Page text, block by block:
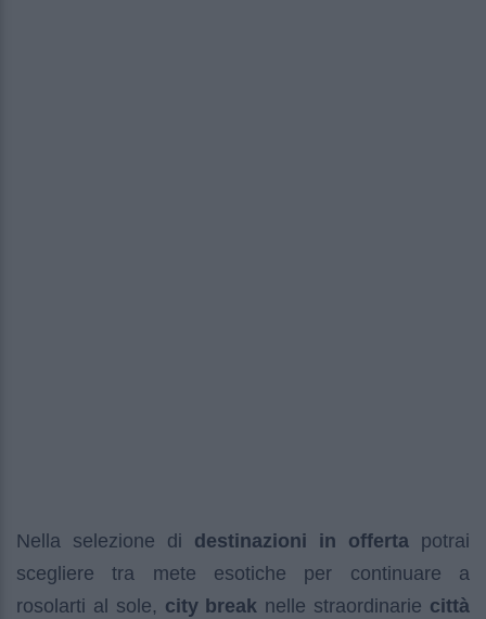
Nella selezione di destinazioni in offerta potrai
scegliere tra mete esotiche per continuare a
rosolarti al sole, city break nelle straordinarie città